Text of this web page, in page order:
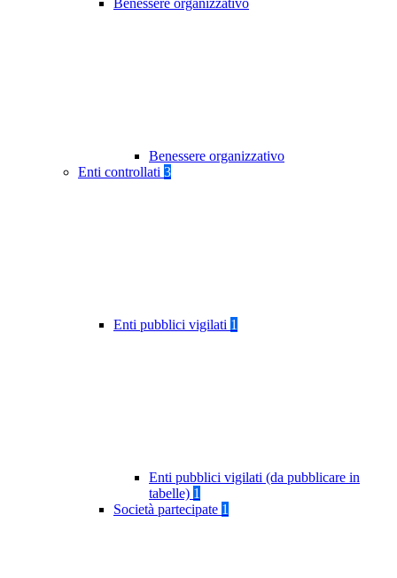
Benessere organizzativo
Benessere organizzativo
Enti controllati 3
Enti pubblici vigilati 1
Enti pubblici vigilati (da pubblicare in
tabelle) 1
Società partecipate 1